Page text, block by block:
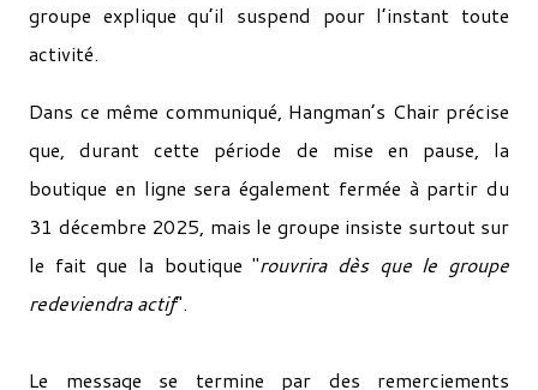
groupe explique qu’il suspend pour l’instant toute
activité.
Dans ce même communiqué, Hangman’s Chair précise
que, durant cette période de mise en pause, la
boutique en ligne sera également fermée à partir du
31 décembre 2025, mais le groupe insiste surtout sur
le fait que la boutique "rouvrira dès que le groupe
redeviendra actif".
Le message se termine par des remerciements